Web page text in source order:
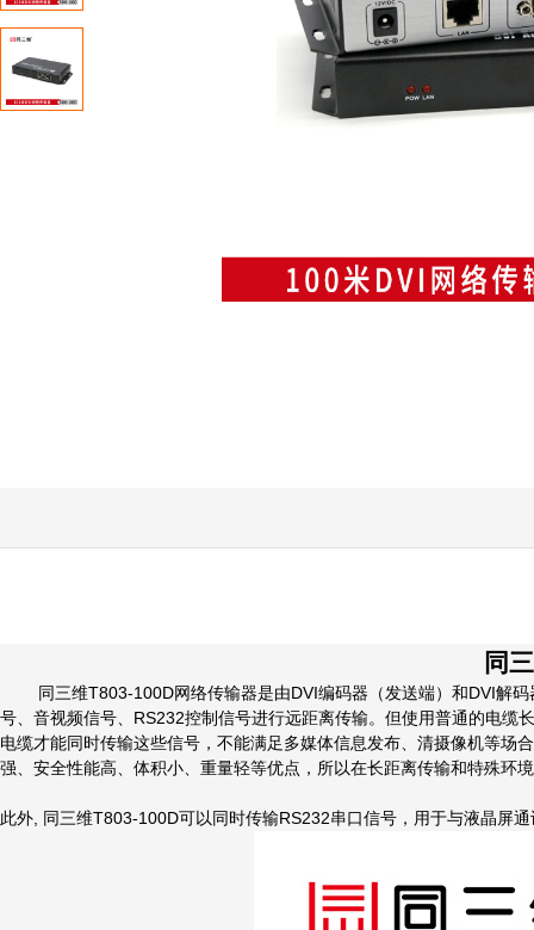
同
同三维T803-100D网络传输器是由DVI编码器（发送端）和DVI解码
号、音视频信号、RS232控制信号进行远距离传输。但使用普通的电缆
电缆才能同时传输这些信号，不能满足多媒体信息发布、清摄像机等
强、安全性能高、体积小、重量轻等优点，所以在长距离传输和特殊环
此外, 同三维T803-100D可以同时传输RS232串口信号，用于与液晶屏